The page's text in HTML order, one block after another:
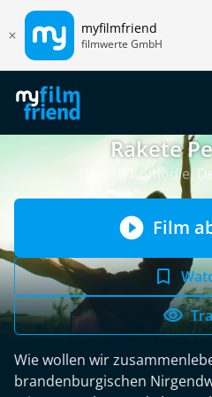
myfilmfriend
filmwerte GmbH
Rakete
Drama/Komödie,
Film
Wie wollen wir
brandenburgischen